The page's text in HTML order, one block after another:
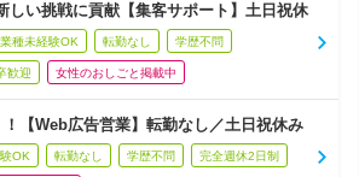
しい挑戦に貢献【集客サポート】土日祝休
種未経験OK 転勤なし 学歴不問
歓迎 女性のおしごと掲載中
【Web広告営業】転勤なし／土日祝休み
OK 転勤なし 学歴不問 完全週休2日制